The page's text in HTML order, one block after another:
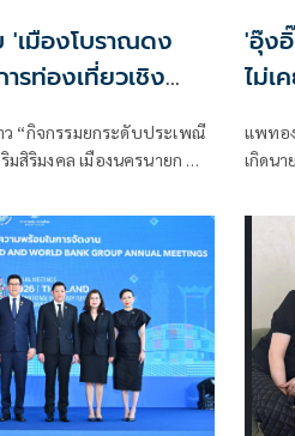
'เมืองโบราณดง
รท่องเที่ยวเชิง
ะรายได้สู่ชุมชน
“กิจกรรมยกระดับประเพณี
สิริมงคล เมืองนครนายก ณ
นครนายก เพื่อยกระดับ
ห้เป็นกิจกรรมท่องเที่ยว
วัติศาสตร์ ความเชื่อ อัตลักษณ์
รณ์ใหม่แก่นักท่องเที่ยว
นรากอย่างยั่งยืน
'อุ๊ง
ไม่เ
แพทอ
เกิดน